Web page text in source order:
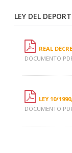
LEY DEL
REAL
DOCUMENTO
LEY 10/
DOCUMENTO